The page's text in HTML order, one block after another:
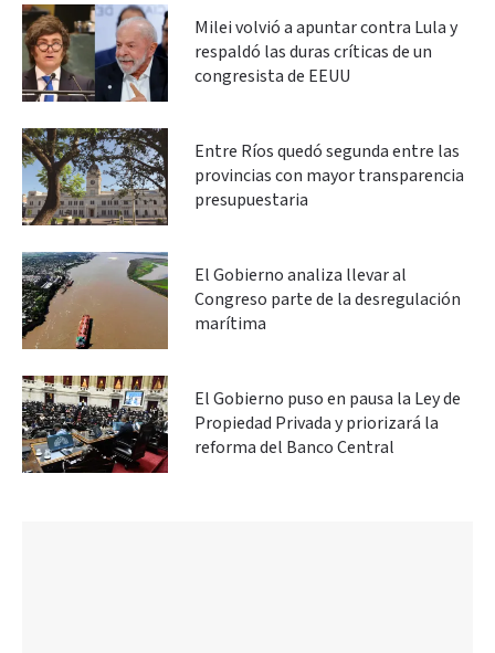
Milei volvió a apuntar contra Lula y
respaldó las duras críticas de un
congresista de EEUU
Entre Ríos quedó segunda entre las
provincias con mayor transparencia
presupuestaria
El Gobierno analiza llevar al
Congreso parte de la desregulación
marítima
El Gobierno puso en pausa la Ley de
Propiedad Privada y priorizará la
reforma del Banco Central